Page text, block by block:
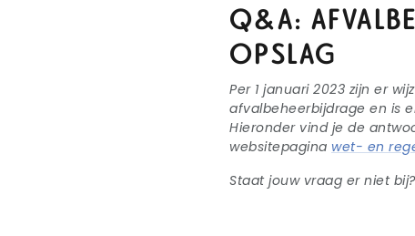
Q&A:
OPSLAG
Per 1 januari 2023 zijn er
afvalbeheerbijdrage en is
Hieronder vind je de
websitepagina wet- en
Staat jouw vraag er niet